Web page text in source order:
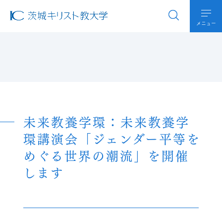
メニュー
未来教養学環：未来教養学
環講演会 「ジェンダー平等を
めぐる世界の潮流」を開催
します